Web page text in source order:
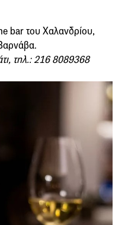
bar του Χαλανδρίου,
τηλ.: 216 8089368